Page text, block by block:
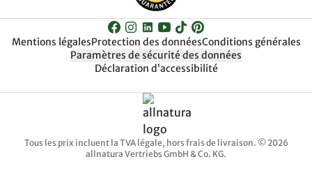
Mentions légalesProtection des donnéesConditions générales
Paramètres de sécurité des données
Déclaration d’accessibilité
Tous les prix incluent la TVA légale, hors frais de livraison. © 2026
allnatura Vertriebs GmbH & Co. KG.